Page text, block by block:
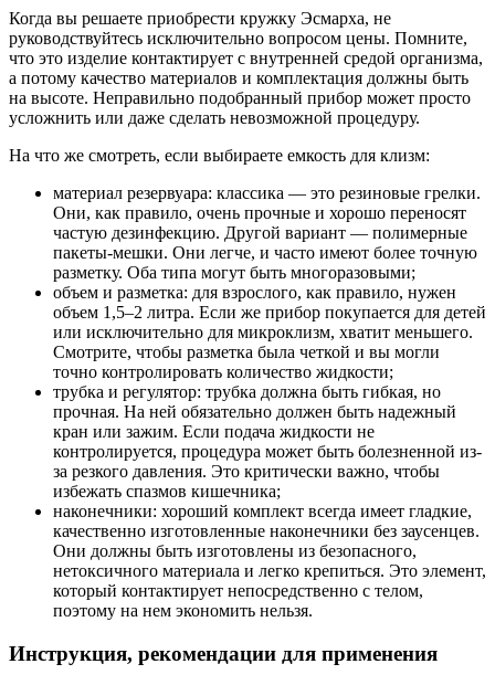
Когда вы решаете приобрести кружку Эсмарха, не
руководствуйтесь исключительно вопросом цены. Помните,
что это изделие контактирует с внутренней средой организма,
а потому качество материалов и комплектация должны быть
на высоте. Неправильно подобранный прибор может просто
усложнить или даже сделать невозможной процедуру.
На что же смотреть, если выбираете емкость для клизм:
материал резервуара: классика — это резиновые грелки.
Они, как правило, очень прочные и хорошо переносят
частую дезинфекцию. Другой вариант — полимерные
пакеты-мешки. Они легче, и часто имеют более точную
разметку. Оба типа могут быть многоразовыми;
объем и разметка: для взрослого, как правило, нужен
объем 1,5–2 литра. Если же прибор покупается для детей
или исключительно для микроклизм, хватит меньшего.
Смотрите, чтобы разметка была четкой и вы могли
точно контролировать количество жидкости;
трубка и регулятор: трубка должна быть гибкая, но
прочная. На ней обязательно должен быть надежный
кран или зажим. Если подача жидкости не
контролируется, процедура может быть болезненной из-
за резкого давления. Это критически важно, чтобы
избежать спазмов кишечника;
наконечники: хороший комплект всегда имеет гладкие,
качественно изготовленные наконечники без заусенцев.
Они должны быть изготовлены из безопасного,
нетоксичного материала и легко крепиться. Это элемент,
который контактирует непосредственно с телом,
поэтому на нем экономить нельзя.
Инструкция, рекомендации для применения